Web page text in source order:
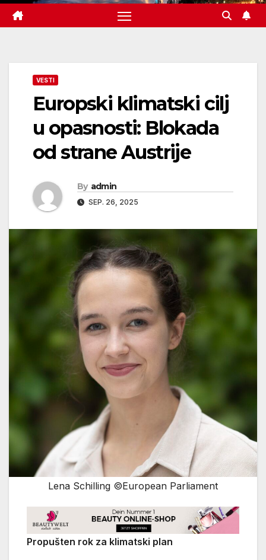
VESTI
Europski klimatski cilj
u opasnosti: Blokada
od strane Austrije
By admin
SEP. 26, 2025
Lena Schilling ©European Parliament
Propušten rok za klimatski plan